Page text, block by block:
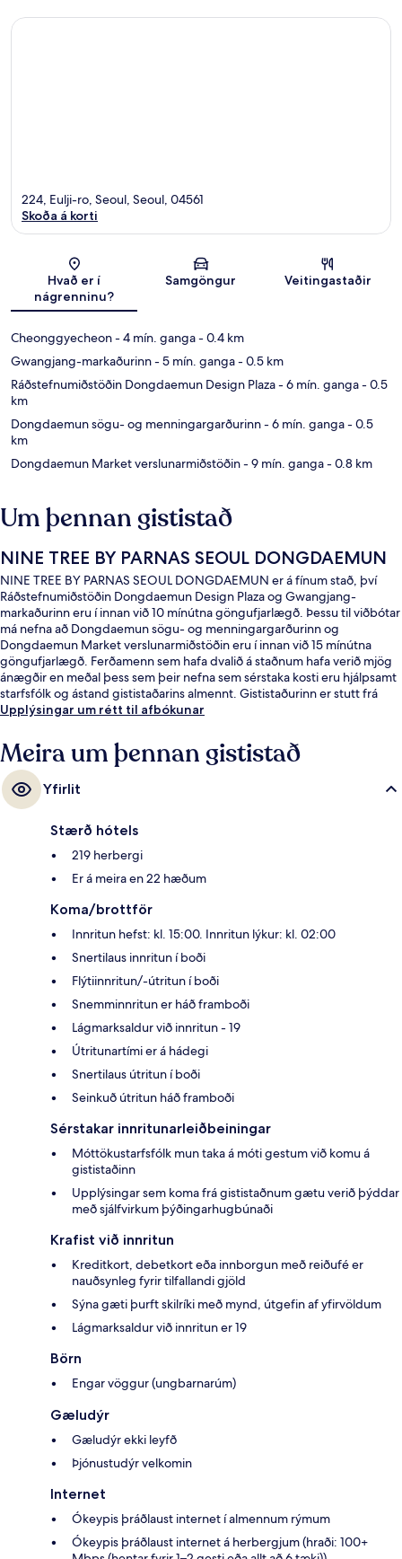
Kort
224, Eulji-ro, Seoul, Seoul, 04561
Skoða á korti
Hvað er í
nágrenninu?
Samgöngur Veitingastaðir
Cheonggyecheon- 4 mín. ganga- 0.4 km
Gwangjang-markaðurinn- 5 mín. ganga- 0.5 km
Ráðstefnumiðstöðin Dongdaemun Design Plaza- 6 mín. ganga- 0.5
km
Dongdaemun sögu- og menningargarðurinn- 6 mín. ganga- 0.5
km
Dongdaemun Market verslunarmiðstöðin- 9 mín. ganga- 0.8 km
Um þennan gististað
NINE TREE BY PARNAS SEOUL DONGDAEMUN
NINE TREE BY PARNAS SEOUL DONGDAEMUN er á fínum stað, því
Ráðstefnumiðstöðin Dongdaemun Design Plaza og Gwangjang-
markaðurinn eru í innan við 10 mínútna göngufjarlægð. Þessu til viðbótar
má nefna að Dongdaemun sögu- og menningargarðurinn og
Dongdaemun Market verslunarmiðstöðin eru í innan við 15 mínútna
göngufjarlægð. Ferðamenn sem hafa dvalið á staðnum hafa verið mjög
ánægðir en meðal þess sem þeir nefna sem sérstaka kosti eru hjálpsamt
starfsfólk og ástand gististaðarins almennt. Gististaðurinn er stutt frá
almenningssamgöngum: Dongdaemun History and Culture Park
mínútna.
Upplýsingar um rétt til afbókunar
Meira um þennan gististað
Yfirlit
Stærð hótels
219 herbergi
Er á meira en 22 hæðum
Koma/brottför
Innritun hefst: kl. 15:00. Innritun lýkur: kl. 02:00
Snertilaus innritun í boði
Flýtiinnritun/-útritun í boði
Snemminnritun er háð framboði
Lágmarksaldur við innritun - 19
Útritunartími er á hádegi
Snertilaus útritun í boði
Seinkuð útritun háð framboði
Sérstakar innritunarleiðbeiningar
Móttökustarfsfólk mun taka á móti gestum við komu á
gististaðinn
Upplýsingar sem koma frá gististaðnum gætu verið þýddar
með sjálfvirkum þýðingarhugbúnaði
Krafist við innritun
Kreditkort, debetkort eða innborgun með reiðufé er
nauðsynleg fyrir tilfallandi gjöld
Sýna gæti þurft skilríki með mynd, útgefin af yfirvöldum
Lágmarksaldur við innritun er 19
Börn
Engar vöggur (ungbarnarúm)
Gæludýr
Gæludýr ekki leyfð
Þjónustudýr velkomin
Internet
Ókeypis þráðlaust internet í almennum rýmum
Ókeypis þráðlaust internet á herbergjum (hraði: 100+